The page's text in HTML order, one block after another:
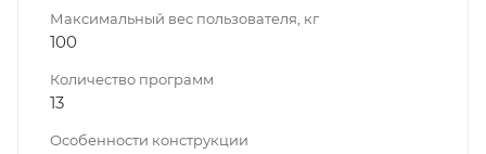
Максимальный вес пользователя, кг
100
Количество программ
13
Особенности конструкции